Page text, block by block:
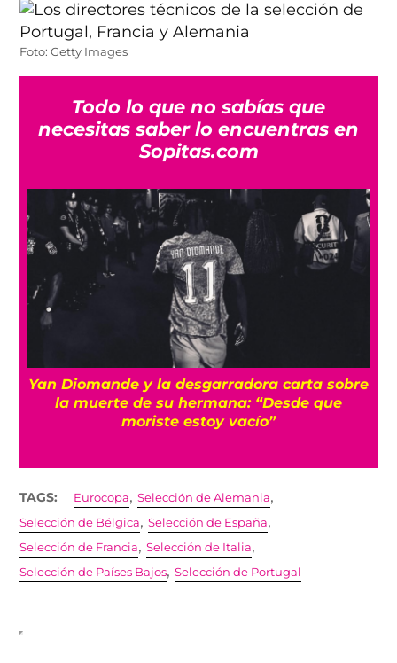
Foto: Getty Images
Todo lo que no sabías que
necesitas saber lo encuentras en
Sopitas.com
Yan Diomande y la desgarradora carta sobre
la muerte de su hermana: “Desde que
moriste estoy vacío”
TAGS: Eurocopa,Selección de Alemania,
Selección de Bélgica,Selección de España,
Selección de Francia,Selección de Italia,
Selección de Países Bajos,Selección de Portugal